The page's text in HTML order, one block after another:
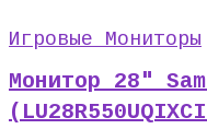
Игровые Мониторы
Монитор 28″